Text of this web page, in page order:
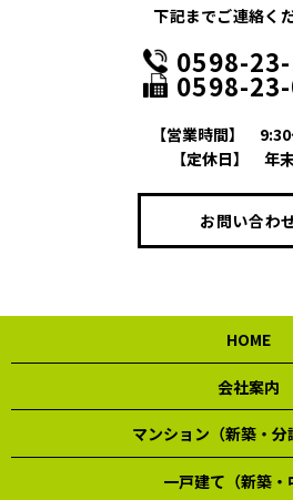
下記までご連絡くだ
0598-
0598-
【営業時間】
【定休日】
年
お問い合わ
HOME
会社案内
マンション（新築・分
一戸建て（新築・